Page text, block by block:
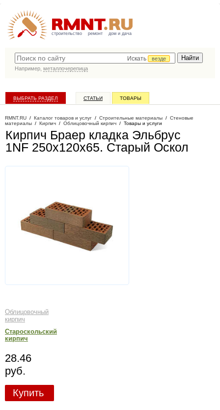
строительство ремонт дом и дача
Искать
везде
Например, металлочерепица
ВЫБРАТЬ РАЗДЕЛ СТАТЬИ ТОВАРЫ
RMNT.RU / Каталог товаров и услуг / Строительные материалы / Стеновые
материалы / Кирпич / Облицовочный кирпич / Товары и услуги
Кирпич Браер кладка Эльбрус
1NF 250х120х65. Старый Оскол
Облицовочный
кирпич
Староскольский
кирпич
28.46
руб.
Купить